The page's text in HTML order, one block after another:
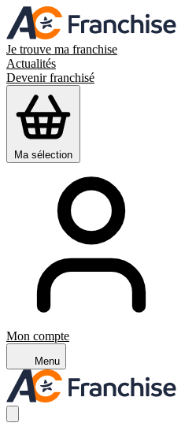
Je trouve ma franchise
Actualités
Devenir franchisé
Ma sélection
Mon compte
Menu